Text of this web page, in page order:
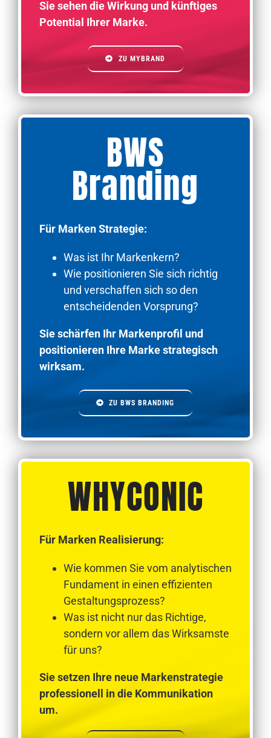
Sie sehen die Wirkung und künftiges
Potential Ihrer Marke.
ZU MYBRAND
BWS
Branding
Für Marken Strategie:
Was ist Ihr Markenkern?
Wie positionieren Sie sich richtig
und verschaffen sich so den
entscheidenden Vorsprung?
Sie schärfen Ihr Markenprofil und
positionieren Ihre Marke strategisch
wirksam.
ZU BWS BRANDING
WHYCONIC
Für Marken Realisierung:
Wie kommen Sie vom analytischen
Fundament in einen effizienten
Gestaltungsprozess?
Was ist nicht nur das Richtige,
sondern vor allem das Wirksamste
für uns?
Sie setzen Ihre neue Markenstrategie
professionell in die Kommunikation
um.